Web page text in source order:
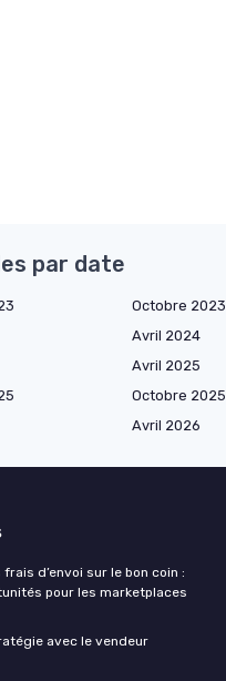
par date
Octobre 2023
Avril 2024
Avril 2025
Octobre 2025
Avril 2026
d’envoi sur le bon coin :
pour les marketplaces
avec le vendeur